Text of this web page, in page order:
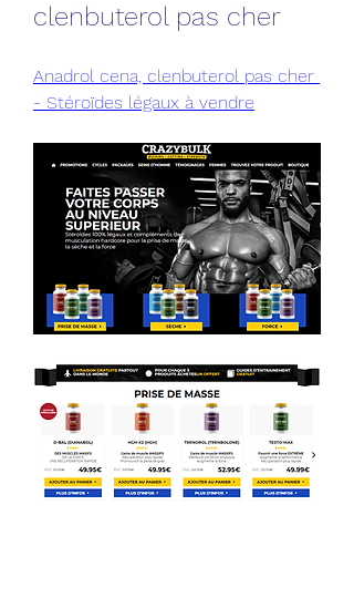
clenbuterol pas cher
Anadrol cena, clenbuterol pas cher
- Stéroïdes légaux à vendre